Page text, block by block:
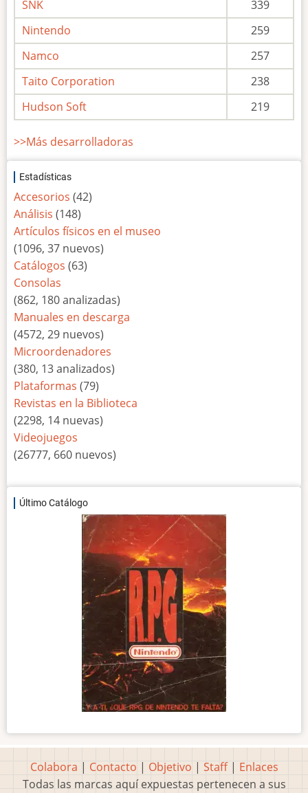
SNK
339
Nintendo
259
Namco
257
Taito Corporation
238
Hudson Soft
219
>>Más desarrolladoras
Estadísticas
Accesorios (42)
Análisis (148)
Artículos físicos en el museo
(1096, 37 nuevos)
Catálogos (63)
Consolas
(862, 180 analizadas)
Manuales en descarga
(4572, 29 nuevos)
Microordenadores
(380, 13 analizados)
Plataformas (79)
Revistas en la Biblioteca
(2298, 14 nuevas)
Videojuegos
(26777, 660 nuevos)
Último Catálogo
Colabora | Contacto | Objetivo | Staff| Enlaces
Todas las marcas aquí expuestas pertenecen a sus